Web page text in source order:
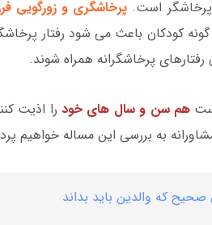
است. پرخاشگری و زورگویی
کودکان باعث می شود رفتار
پرخاشگرانه همراه شوند.
هم سن و سال های خود را اذیت
به بررسی این مساله خواهیم